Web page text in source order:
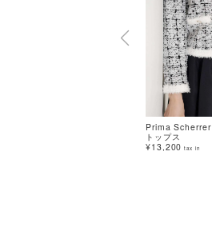
Prima Scherrer
トップス
¥13,200 tax in